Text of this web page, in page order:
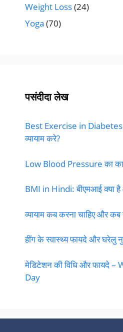
Weight Loss(24)
Yoga (70)
पसंदीदा लेख
Best Exercise in Diabetes:
व्यायाम करे?
Low Blood Pressure का
BMI in Hindi: बीएमआई क्या है
व्यायाम कब करना चाहिए और कब
हींग के स्वास्थ्य फायदे और घरेलु
मेडिटेशन की विधि और फायदे
Day